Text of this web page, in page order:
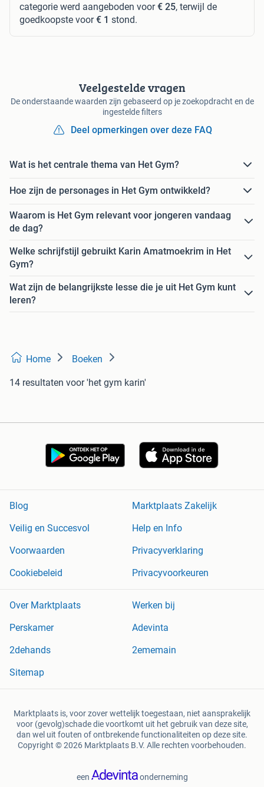
categorie werd aangeboden voor€ 25, terwijl de
goedkoopste voor€ 1 stond.
Veelgestelde vragen
De onderstaande waarden zijn gebaseerd op je zoekopdracht en de
ingestelde filters
Deel opmerkingen over deze FAQ
Wat is het centrale thema van Het Gym?
Hoe zijn de personages in Het Gym ontwikkeld?
Waarom is Het Gym relevant voor jongeren vandaag
de dag?
Welke schrijfstijl gebruikt Karin Amatmoekrim in Het
Gym?
Wat zijn de belangrijkste lesse die je uit Het Gym kunt
leren?
Home Boeken
14 resultaten voor 'het gym karin'
Blog
Marktplaats Zakelijk
Veilig en Succesvol
Help en Info
Voorwaarden
Privacyverklaring
Cookiebeleid
Privacyvoorkeuren
Over Marktplaats
Werken bij
Perskamer
Adevinta
2dehands
2ememain
Sitemap
Marktplaats is, voor zover wettelijk toegestaan, niet aansprakelijk
voor (gevolg)schade die voortkomt uit het gebruik van deze site,
dan wel uit fouten of ontbrekende functionaliteiten op deze site.
Copyright © 2026 Marktplaats B.V. Alle rechten voorbehouden.
een onderneming